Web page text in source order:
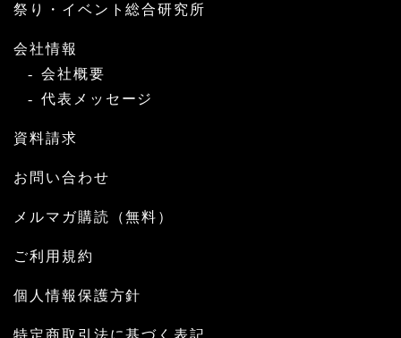
祭り・イベント総合研究所
会社情報
会社概要
代表メッセージ
資料請求
お問い合わせ
メルマガ購読（無料）
ご利用規約
個人情報保護方針
特定商取引法に基づく表記